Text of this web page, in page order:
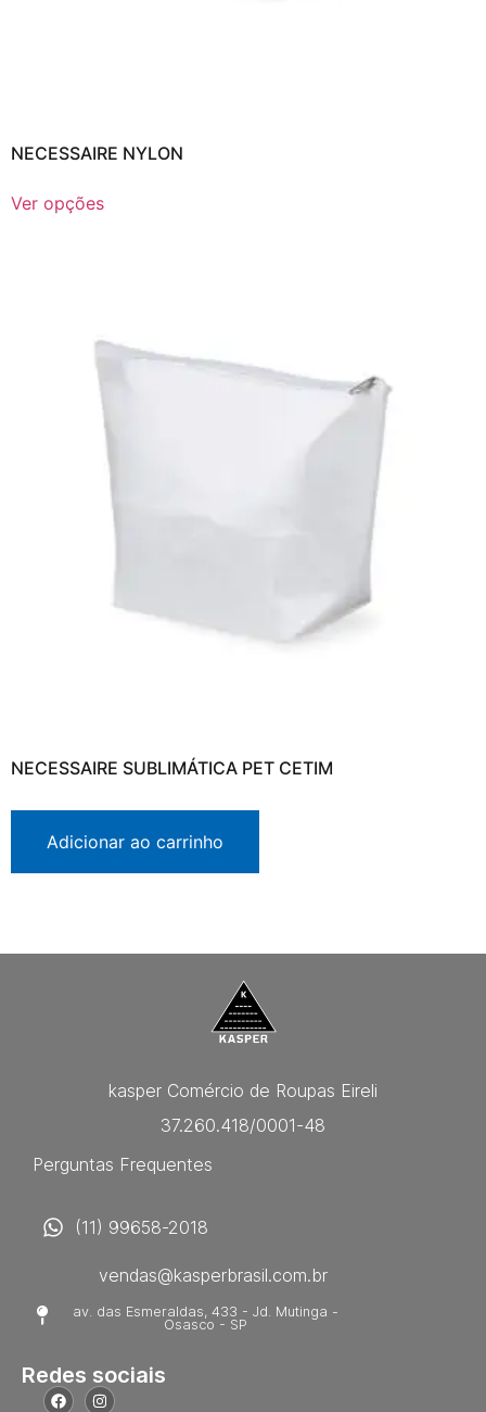
NECESSAIRE NYLON
Ver opções
NECESSAIRE SUBLIMÁTICA PET CETIM
Adicionar ao carrinho
kasper Comércio de Roupas Eireli
37.260.418/0001-48
Perguntas Frequentes
(11) 99658-2018
vendas@kasperbrasil.com.br
av. das Esmeraldas, 433 - Jd. Mutinga -
Osasco - SP
Redes sociais